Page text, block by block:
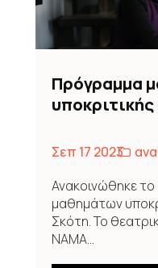
Πρόγραμμα
Σεπ 17 2023
Ανακοινώθηκε
μαθημάτων
Σκότη. Το
NAMA...